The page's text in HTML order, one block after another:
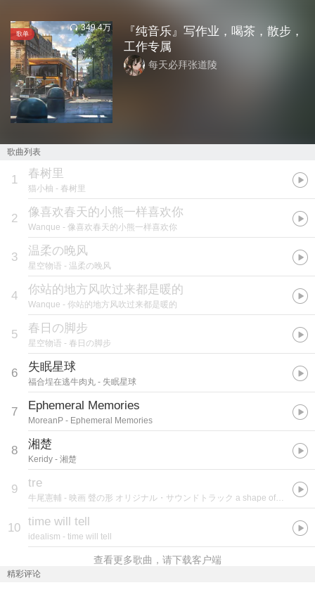
歌单
349.4万
『纯音乐』写作业，喝茶，散步，
工作专属
每天必拜张道陵
歌曲列表
1 春树里
猫小柚 - 春树里
2 像喜欢春天的小熊一样喜欢你
Wanque - 像喜欢春天的小熊一样喜欢你
3 温柔の晚风
星空物语 - 温柔の晚风
4 你站的地方风吹过来都是暖的
Wanque - 你站的地方风吹过来都是暖的
5 春日の脚步
星空物语 - 春日の脚步
6 失眠星球
福合埕在逃牛肉丸 - 失眠星球
7 Ephemeral Memories
MoreanP - Ephemeral Memories
8 湘楚
Keridy - 湘楚
9 tre
牛尾憲輔 - 映画 聲の形 オリジナル・サウンドトラック a shape of light
10 time will tell
idealism - time will tell
查看更多歌曲，请下载客户端
精彩评论